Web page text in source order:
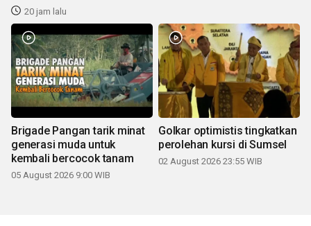
20 jam lalu
Brigade Pangan tarik minat
generasi muda untuk
kembali bercocok tanam
05 August 2026 9:00 WIB
Golkar optimistis tingkatkan
perolehan kursi di Sumsel
02 August 2026 23:55 WIB